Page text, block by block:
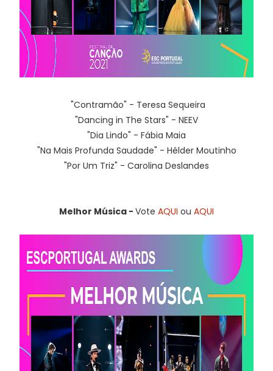
"Contramão" - Teresa Sequeira
"Dancing in The Stars" - NEEV
"Dia Lindo" - Fábia Maia
"Na Mais Profunda Saudade" - Hélder Moutinho
"Por Um Triz" - Carolina Deslandes
Melhor Música - Vote AQUI ou AQUI